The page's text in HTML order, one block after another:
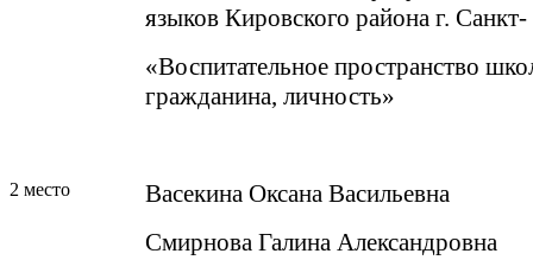
языков Кировского района г.
«Воспитательное пространство
гражданина, личность»
2 место
Васекина Оксана Васильевна
Смирнова Галина Александровна